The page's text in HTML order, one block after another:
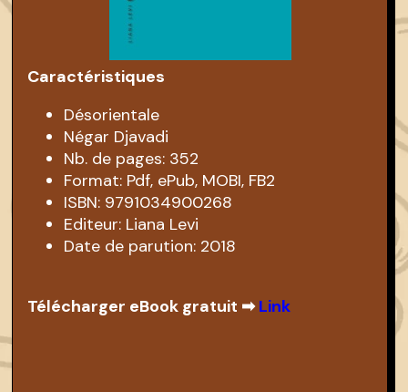
Caractéristiques
Désorientale
Négar Djavadi
Nb. de pages: 352
Format: Pdf, ePub, MOBI, FB2
ISBN: 9791034900268
Editeur: Liana Levi
Date de parution: 2018
Télécharger eBook gratuit ➡Link